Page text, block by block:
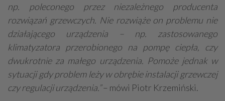
np. poleconego przez niezależnego producenta
rozwiązań grzewczych. Nie rozwiąże on problemu nie
działającego urządzenia – np. zastosowanego
klimatyzatora przerobionego na pompę ciepła, czy
dwukrotnie za małego urządzenia. Pomoże jednak w
sytuacji gdy problem leży w obrębie instalacji grzewczej
czy regulacji urządzenia.”– mówi Piotr Krzemiński.